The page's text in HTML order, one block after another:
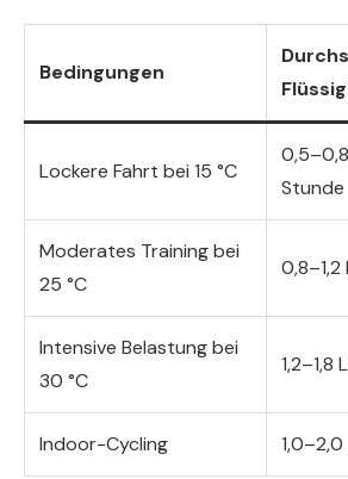
Bedingungen
Lockere Fahrt bei 15 °C
Stunde
Moderates Training bei
25 °C
Intensive Belastung bei
30 °C
Indoor-Cycling